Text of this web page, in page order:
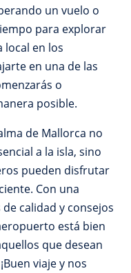
un vuelo o
para explorar
local en los
en una de las
o
posible.
de Mallorca no
a la isla, sino
pueden disfrutar
Con una
calidad y consejos
está bien
que desean
viaje y nos